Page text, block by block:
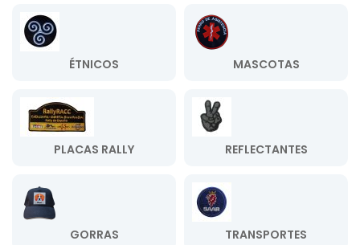
ÉTNICOS MASCOTAS
PLACAS RALLY REFLECTANTES
GORRAS TRANSPORTES